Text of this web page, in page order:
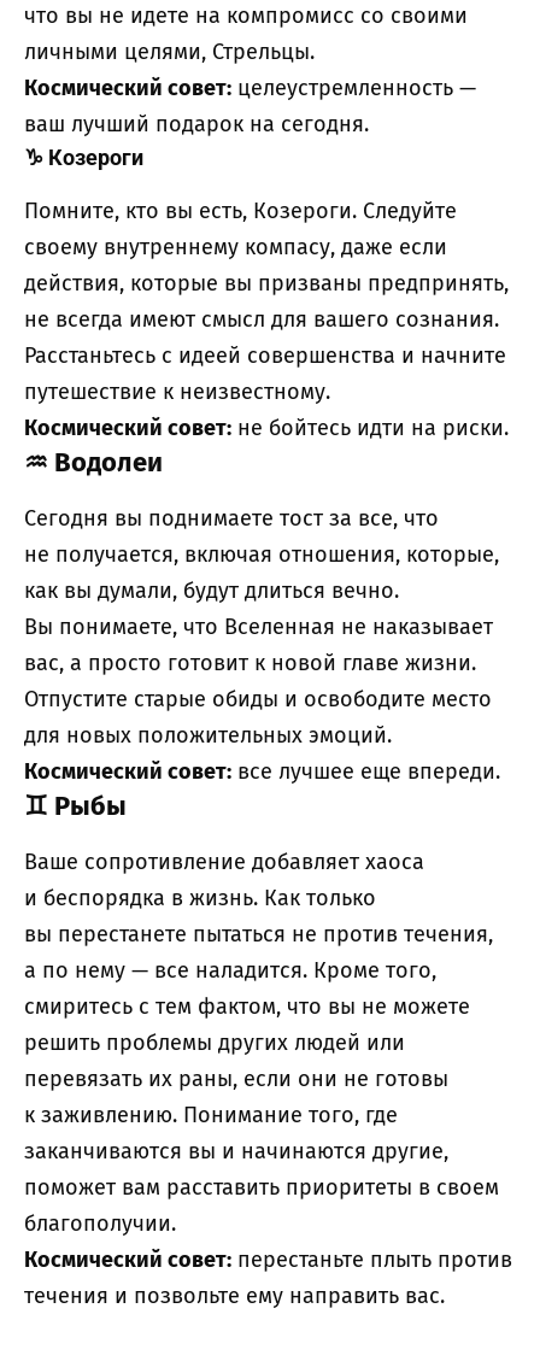
что вы не идете на компромисс со своими
личными целями, Стрельцы.
Космический совет: целеустремленность —
ваш лучший подарок на сегодня.
♑ Козероги
Помните, кто вы есть, Козероги. Следуйте
своему внутреннему компасу, даже если
действия, которые вы призваны предпринять,
не всегда имеют смысл для вашего сознания.
Расстаньтесь с идеей совершенства и начните
путешествие к неизвестному.
Космический совет: не бойтесь идти на риски.
♒ Водолеи
Сегодня вы поднимаете тост за все, что
не получается, включая отношения, которые,
как вы думали, будут длиться вечно.
Вы понимаете, что Вселенная не наказывает
вас, а просто готовит к новой главе жизни.
Отпустите старые обиды и освободите место
для новых положительных эмоций.
Космический совет: все лучшее еще впереди.
♊ Рыбы
Ваше сопротивление добавляет хаоса
и беспорядка в жизнь. Как только
вы перестанете пытаться не против течения,
а по нему — все наладится. Кроме того,
смиритесь с тем фактом, что вы не можете
решить проблемы других людей или
перевязать их раны, если они не готовы
к заживлению. Понимание того, где
заканчиваются вы и начинаются другие,
поможет вам расставить приоритеты в своем
благополучии.
Космический совет: перестаньте плыть против
течения и позвольте ему направить вас.